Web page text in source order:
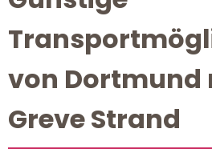
von Dortmund
Greve Strand